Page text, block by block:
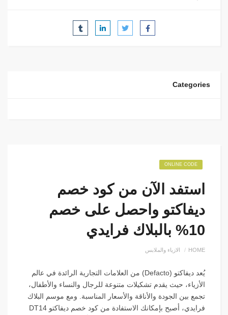
Categories
ONLINE CODE
استفد الآن من كود خصم
ديفاكتو واحصل على خصم
10% بالبلاك فرايدي
HOME الازياء والملابس
يُعد ديفاكتو (Defacto) من العلامات التجارية الرائدة في عالم
الأزياء، حيث يقدم تشكيلات متنوعة للرجال والنساء والأطفال،
تجمع بين الجودة والأناقة والأسعار المناسبة. ومع موسم البلاك
فرايدي، أصبح بإمكانك الاستفادة من كود خصم ديفاكتو DT14